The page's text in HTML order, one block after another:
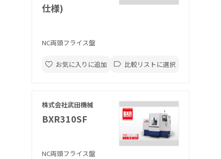
仕様)
NC両頭フライス盤
お気に入りに追加 比較リストに選択
株式会社武田機械
BXR310SF
NC両頭フライス盤